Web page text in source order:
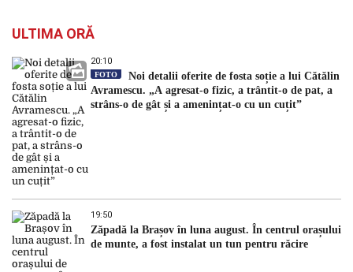
ULTIMA ORĂ
20:10
FOTO
Noi detalii oferite de fosta soție a lui Cătălin
Avramescu. „A agresat-o fizic, a trântit-o de pat, a
strâns-o de gât și a amenințat-o cu un cuțit”
19:50
Zăpadă la Brașov în luna august. În centrul orașului
de munte, a fost instalat un tun pentru răcire